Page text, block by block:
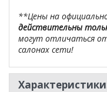
**Цены на
действительны
могут отличаться
салонах сети!